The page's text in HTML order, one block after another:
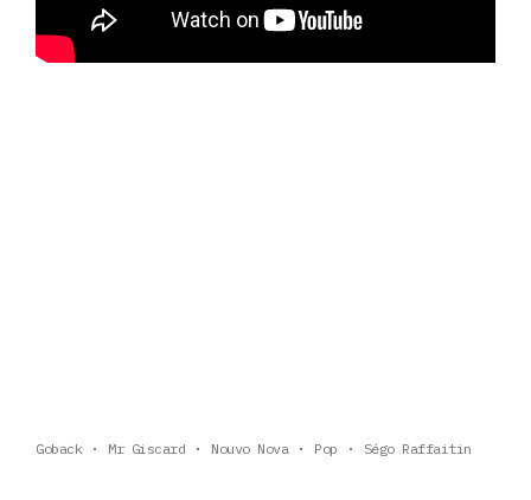
Goback Mr Giscard Nouvo Nova Pop Ségo Raffaitin